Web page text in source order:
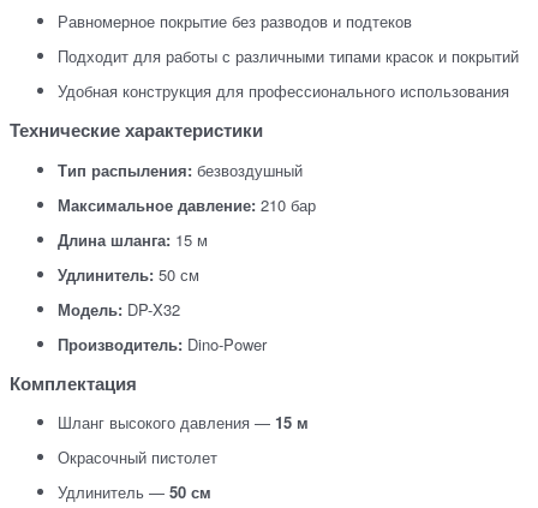
Равномерное покрытие без разводов и подтеков
Подходит для работы с различными типами красок и покрытий
Удобная конструкция для профессионального использования
Технические характеристики
Тип распыления: безвоздушный
Максимальное давление: 210 бар
Длина шланга: 15 м
Удлинитель: 50 см
Модель: DP-X32
Производитель: Dino-Power
Комплектация
Шланг высокого давления — 15 м
Окрасочный пистолет
Удлинитель — 50 см